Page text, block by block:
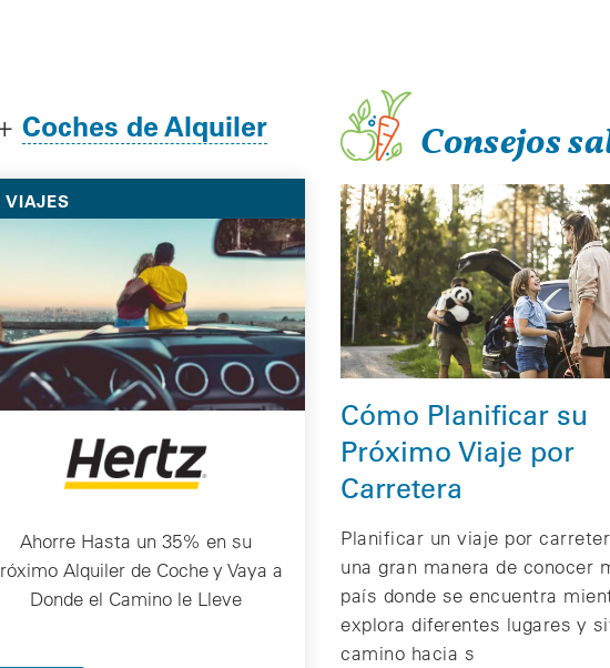
Coches de Alquiler
VIAJES
Ahorre Hasta un 35% en su
Alquiler de Coche y Vaya a
Donde el Camino le Lleve
Consejos
Cómo Planificar su
Próximo Viaje por
Carretera
Planificar un viaje por
una gran manera de conocer
país donde se encuentra
explora diferentes lugares y
camino hacia s